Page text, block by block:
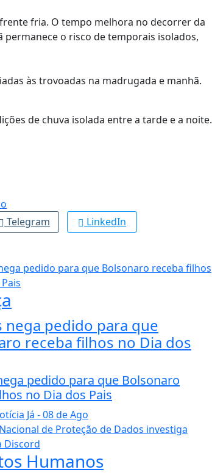
fria. O tempo melhora no decorrer da
o risco de temporais isolados,
às trovoadas na madrugada e manhã.
de chuva isolada entre a tarde e a noite.
Telegram LinkedIn
nega pedido para que
receba filhos no Dia dos
pedido para que Bolsonaro
no Dia dos Pais
Já - 08 de Ago
Humanos